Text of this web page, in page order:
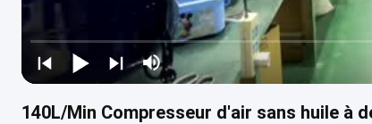
140L/Min Compresseur d'air sans huile à